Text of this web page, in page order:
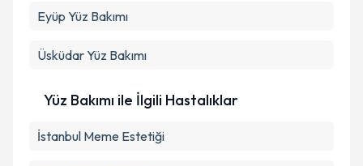
Eyüp Yüz Bakımı
ÜsküdarYüz Bakımı
Yüz Bakımı ile İlgili Hastalıklar
İstanbul Meme Estetiği